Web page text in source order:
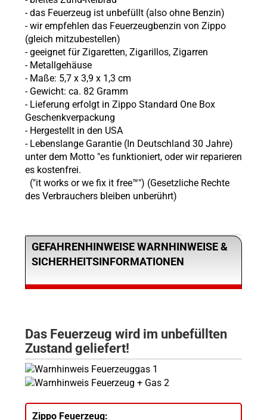
- das Feuerzeug ist unbefüllt (also ohne Benzin)
- wir empfehlen das Feuerzeugbenzin von Zippo
(gleich mitzubestellen)
- geeignet für Zigaretten, Zigarillos, Zigarren
- Metallgehäuse
- Maße: 5,7 x 3,9 x 1,3 cm
- Gewicht: ca. 82 Gramm
- Lieferung erfolgt in Zippo Standard One Box
Geschenkverpackung
- Hergestellt in den USA
- Lebenslange Garantie (In Deutschland 30 Jahre)
unter dem Motto "es funktioniert, oder wir reparieren
es kostenfrei.
("it works or we fix it free™") (Gesetzliche Rechte
des Verbrauchers bleiben unberührt)
GEFAHRENHINWEISE WARNHINWEISE &
SICHERHEITSINFORMATIONEN
Das Feuerzeug wird im unbefüllten
Zustand geliefert!
Zippo Feuerzeug: